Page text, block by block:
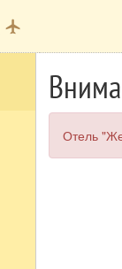
local_airport
Отель